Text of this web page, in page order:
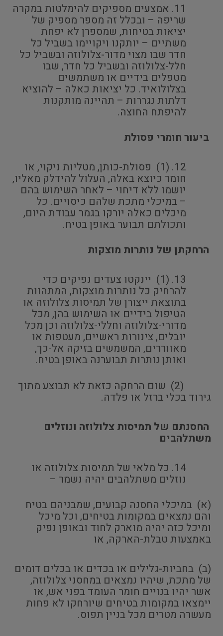
אמצעים מספיקים להימלטות במקרה
שריפה – ובכלל זה מספר מספיק של
יציאות בטיחות, שמספרן לא יפחת
משתיים – יותקנו ויקויימו בשביל כל
חדר שבו מצוי מדור-צלולוזה ובשביל כל
חלל-צלולוזה ובשביל כל חדר, שבו
מטפלים בידיים או משתמשים
בצלולואיד. כל יציאות כאלה – להוציא
דלתות נגררות – תהיינה מותקנות
להיפתח החוצה.
ביעור חומרי פסולת
(1) פסולת-כותן, מטליות ניקוי, או
חומר כיוצא באלה, העלול להידלק מאליו,
יושמו ללא דיחוי – לאחר השימוש בהם
– במיכלי מתכת שלהם כיסויים. כל
מיכלים כאלה יורקו בגמר עבודת היום,
ותכולתם תבוער באופן בטיח.
הרחקתן של נותרות מוצקות
(1) יינקטו צעדים נפיקים כדי
להרחיק כל נותרות מוצקות, המתהוות
בתוצאת ייצורן של תמיסות צלולוזה או
הטיפול בידיים או השימוש בהן, מכל
מדורי-צלולוזה וחללי-צלולוזה וכן מכל
יובלים, צינורות ראשיים, מעטפות או
מאווררים, המשמשים בזיקה אל-כך,
ואותן נותרות תבוערנה באופן בטיח.
(2) שום הרחקה כזאת לא תבוצע מתוך
גירוד בכלי ברזל או פלדה.
החסנתם של תמיסות צלולוזה ונוזלים
משתלהבים
כל מלאי של תמיסות צלולוזה או
נוזלים משתלהבים יהיה נשמר –
(א) במיכלי החסנה קבועים, שמבניהם בטיח
והם נמצאים במקומות בטיחים, וכל מיכל
ומיכל כזה יהיה מוארק לחוד ובאופן נפיק
באמצעות טבלת-הארקה, או
(ב) בחביות-גלילים או בכדים או בכלים דומים
של מתכת, שיהיו נמצאים במחסני צלולוזה,
אשר יהיו בנויים חומר העומד בפני אש, או
יימצאו במקומות בטיחים שיורחקו לא פחות
מעשרה מטרים מכל בניין תפוס.